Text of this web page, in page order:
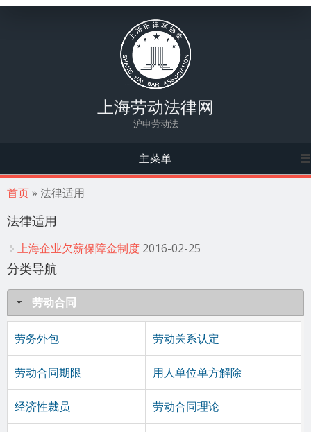
上海劳动法律网
沪申劳动法
主菜单
你在这里
首页» 法律适用
法律适用
上海企业欠薪保障金制度 2016-02-25
分类导航
劳动合同
劳务外包 劳动关系认定
劳动合同期限 用人单位单方解除
经济性裁员 劳动合同理论